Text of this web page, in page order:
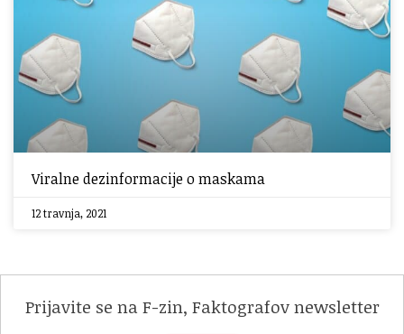
Viralne dezinformacije o maskama
12 travnja, 2021
Prijavite se na F-zin, Faktografov newsletter